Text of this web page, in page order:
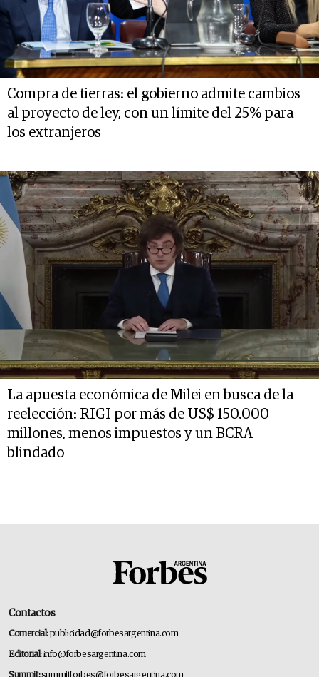
Compra de tierras: el gobierno admite cambios
al proyecto de ley, con un límite del 25% para
los extranjeros
La apuesta económica de Milei en busca de la
reelección: RIGI por más de US$ 150.000
millones, menos impuestos y un BCRA
blindado
Contactos
Comercial:publicidad@forbesargentina.com
Editorial:info@forbesargentina.com